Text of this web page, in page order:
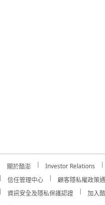
關於酷澎 Investor Relations
信任管理中心
顧客隱私權政策
資訊安全及隱私保護認證
加入